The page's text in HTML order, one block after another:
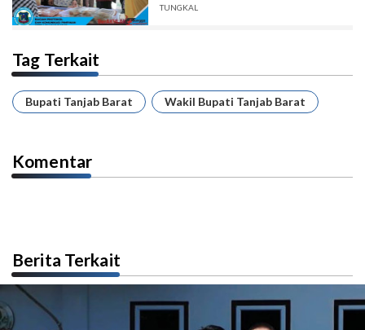
TUNGKAL
Tag Terkait
Bupati Tanjab Barat Wakil Bupati Tanjab Barat
Komentar
Berita Terkait